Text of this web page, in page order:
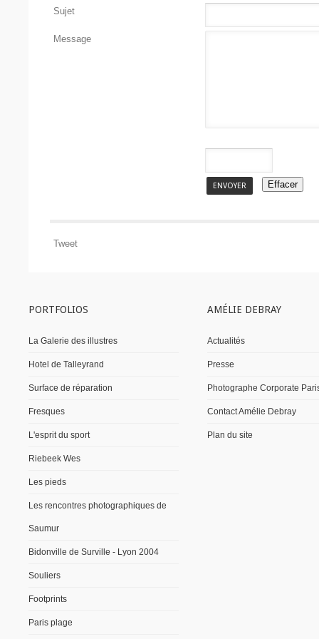
Sujet
Message
Tweet
PORTFOLIOS
La Galerie des illustres
Hotel de Talleyrand
Surface de réparation
Fresques
L'esprit du sport
Riebeek Wes
Les pieds
Les rencontres photographiques de
Saumur
Bidonville de Surville - Lyon 2004
Souliers
Footprints
Paris plage
AMÉLIE DEBRAY
Actualités
Presse
Photographe Corporate
Contact Amélie Debray
Plan du site